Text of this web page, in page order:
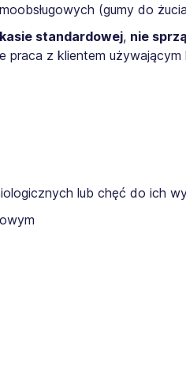
(gumy do
standardowej, nie
praca z klientem używającym
lub chęć do ich